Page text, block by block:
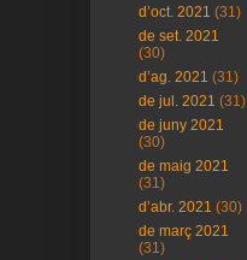
d’oct. 2021 (31)
de set. 2021
(30)
d’ag. 2021 (31)
de jul. 2021 (31)
de juny 2021
(30)
de maig 2021
(31)
d’abr. 2021 (30)
de març 2021
(31)